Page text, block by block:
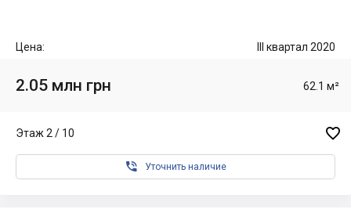
Цена: III квартал 2020
2.05 млн грн 62.1 м²
Этаж 2 / 10 
 Уточнить наличие